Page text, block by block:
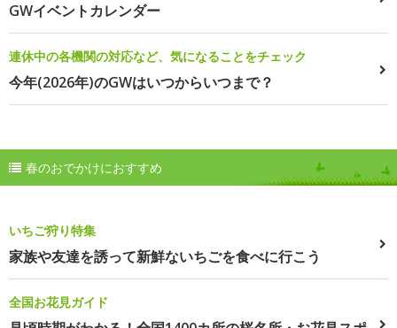
GWイベントカレンダー
連休中の各機関の対応など、気になることをチェック
今年(2026年)のGWはいつからいつまで？
春のおでかけにおすすめ
いちご狩り特集
家族や友達を誘って新鮮ないちごを食べに行こう
全国お花見ガイド